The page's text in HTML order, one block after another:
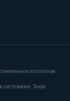
логотипом
системами. Такая